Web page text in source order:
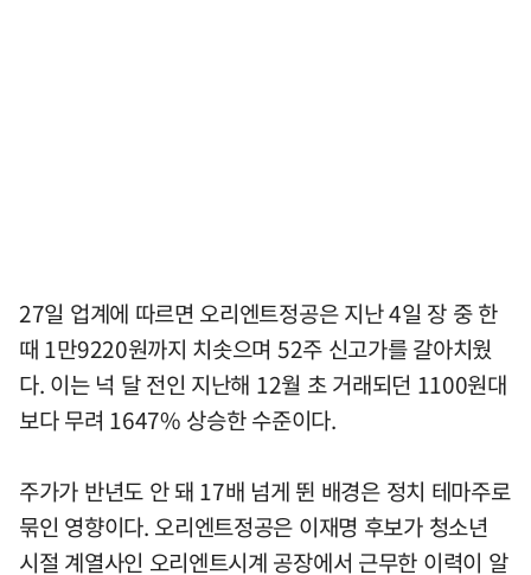
27일 업계에 따르면 오리엔트정공은 지난 4일 장 중 한
때 1만9220원까지 치솟으며 52주 신고가를 갈아치웠
다. 이는 넉 달 전인 지난해 12월 초 거래되던 1100원대
보다 무려 1647% 상승한 수준이다.
주가가 반년도 안 돼 17배 넘게 뛴 배경은 정치 테마주로
묶인 영향이다. 오리엔트정공은 이재명 후보가 청소년
시절 계열사인 오리엔트시계 공장에서 근무한 이력이 알